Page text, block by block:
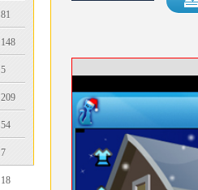
81
148
5
209
54
7
18